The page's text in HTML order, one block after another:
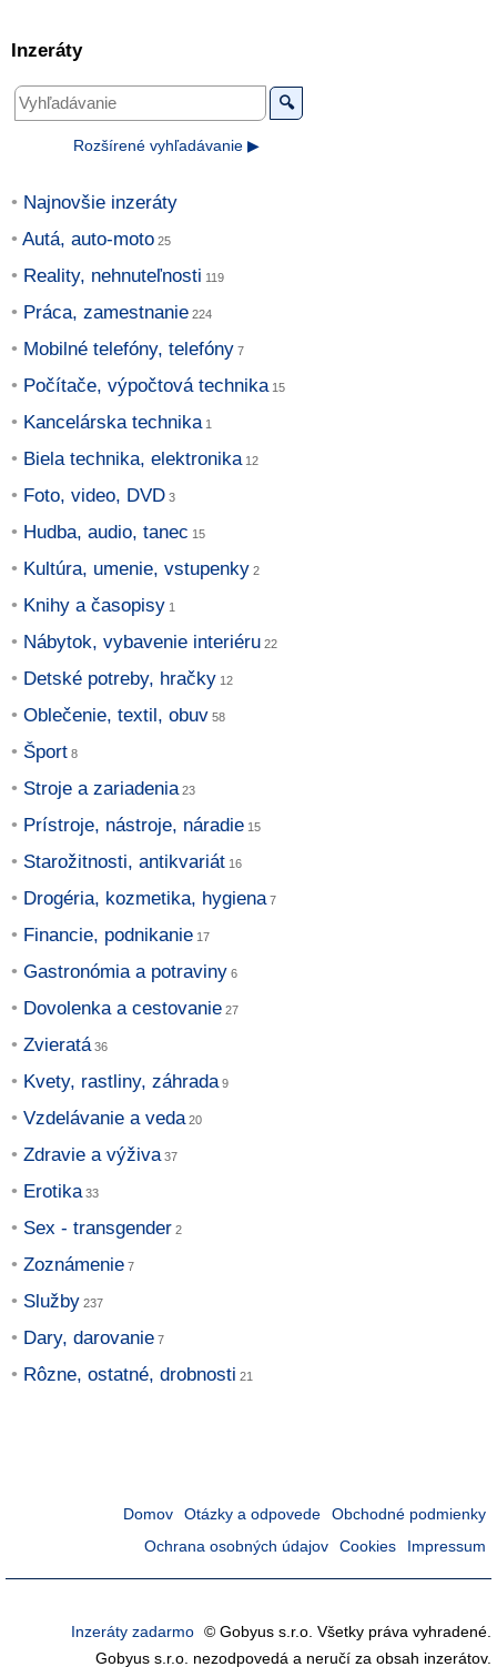
Inzeráty
🔍
Rozšírené vyhľadávanie ▶
Najnovšie inzeráty
Autá, auto-moto
Reality, nehnuteľnosti
Práca, zamestnanie
Mobilné telefóny, telefóny
Počítače, výpočtová technika
Kancelárska technika
Biela technika, elektronika
Foto, video, DVD
Hudba, audio, tanec
Kultúra, umenie, vstupenky
Knihy a časopisy
Nábytok, vybavenie interiéru
Detské potreby, hračky
Oblečenie, textil, obuv
Šport
Stroje a zariadenia
Prístroje, nástroje, náradie
Starožitnosti, antikvariát
Drogéria, kozmetika, hygiena
Financie, podnikanie
Gastronómia a potraviny
Dovolenka a cestovanie
Zvieratá
Kvety, rastliny, záhrada
Vzdelávanie a veda
Zdravie a výživa
Erotika
Sex - transgender
Zoznámenie
Služby
Dary, darovanie
Rôzne, ostatné, drobnosti
Domov Otázky a odpovede
Obchodné podmienky
Ochrana osobných údajov
Cookies Impressum
Inzeráty zadarmo © Gobyus s.r.o. Všetky práva vyhradené.
Gobyus s.r.o. nezodpovedá a neručí za obsah inzerátov.